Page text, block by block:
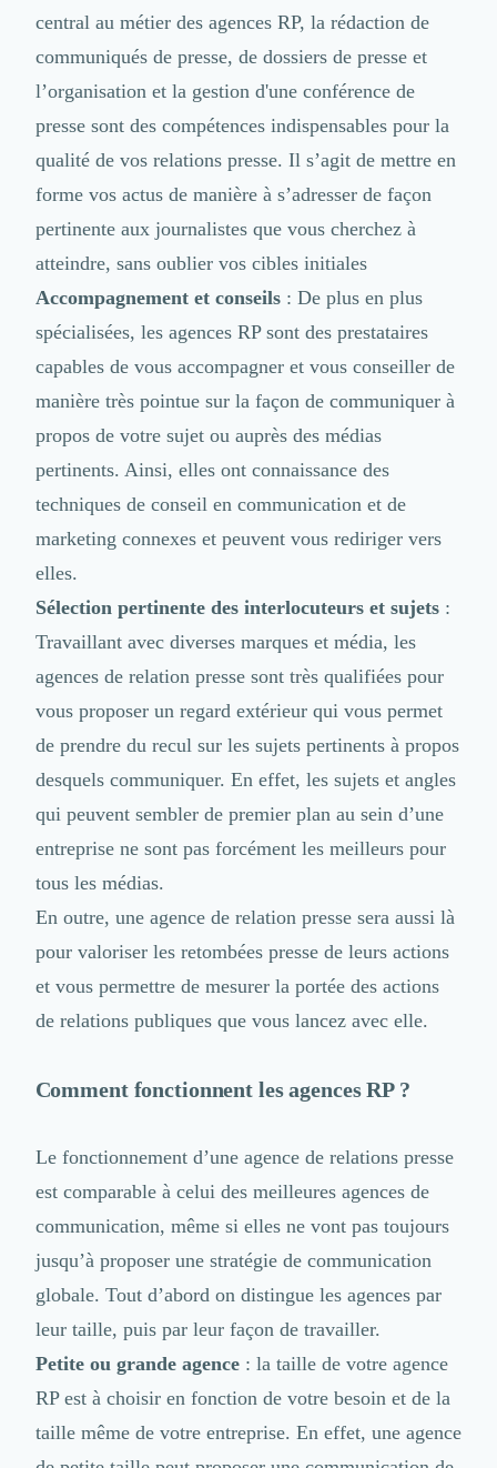
Direction Financière Externalisée (DAF)
Restructuring
Droit Commercial
Banque
Gestion de trésorerie
Recouvrement
Audit
Solutions de Paiement
Développement Web
Product Management
Internet of Things (IoT)
Packaging & Emballages
Support Client
Téléphonie & Télécommunication
Chatbot
Maintenance et Infogérance
BI, Analytics & Big Data
Graphisme & Illustration
Recherche Utilisateur
Stratégie Digitale
Développement Logiciel
Création de Site Internet
Développement d'Application Mobile
Développement E-commerce
Direction Artistique
Cybersécurité
Logiciel E-Commerce
Réalité Virtuelle (VR)
Bureaux d'Entreprise
Traiteur & Restauration
Conception & Aménagement de Bureaux
Office Management
Développement à l'international
Accélérateurs et incubateurs
Réhabilitation et maintenance
Gestion Immobilière
Logiciel PropTech
Courtage en Energie
central au métier des agences RP, la rédaction de
communiqués de presse, de dossiers de presse et
l’organisation et la gestion d'une conférence de
presse sont des compétences indispensables pour la
qualité de vos relations presse. Il s’agit de mettre en
forme vos actus de manière à s’adresser de façon
pertinente aux journalistes que vous cherchez à
atteindre, sans oublier vos cibles initiales
Accompagnement et conseils: De plus en plus
spécialisées, les agences RP sont des prestataires
capables de vous accompagner et vous conseiller de
manière très pointue sur la façon de communiquer à
propos de votre sujet ou auprès des médias
pertinents. Ainsi, elles ont connaissance des
techniques de conseil en communication et de
marketing connexes et peuvent vous rediriger vers
elles.
Sélection pertinente des interlocuteurs et sujets:
Travaillant avec diverses marques et média, les
agences de relation presse sont très qualifiées pour
vous proposer un regard extérieur qui vous permet
de prendre du recul sur les sujets pertinents à propos
desquels communiquer. En effet, les sujets et angles
qui peuvent sembler de premier plan au sein d’une
entreprise ne sont pas forcément les meilleurs pour
tous les médias.
En outre, une agence de relation presse sera aussi là
pour valoriser les retombées presse de leurs actions
et vous permettre de mesurer la portée des actions
de relations publiques que vous lancez avec elle.
Comment fonctionnent les agences RP ?
Le fonctionnement d’une agence de relations presse
est comparable à celui des meilleures agences de
communication, même si elles ne vont pas toujours
jusqu’à proposer une stratégie de communication
globale. Tout d’abord on distingue les agences par
leur taille, puis par leur façon de travailler.
Petite ou grande agence: la taille de votre agence
RP est à choisir en fonction de votre besoin et de la
taille même de votre entreprise. En effet, une agence